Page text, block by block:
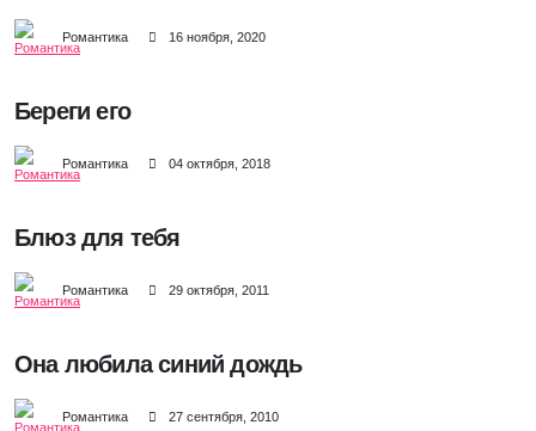
Романтика 16 ноября, 2020
Береги его
Романтика 04 октября, 2018
Блюз для тебя
Романтика 29 октября, 2011
Она любила синий дождь
Романтика 27 сентября, 2010